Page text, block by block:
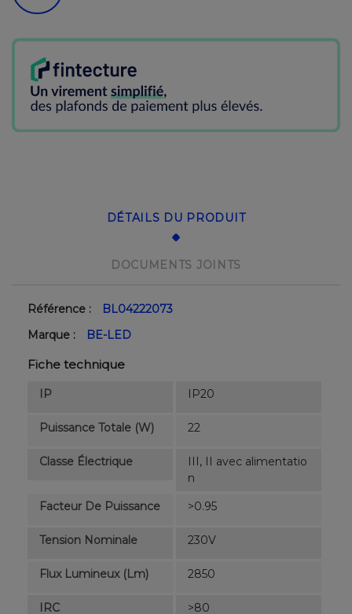
DÉTAILS DU PRODUIT
DOCUMENTS JOINTS
Référence :
BL04222073
Marque :
BE-LED
Fiche technique
IP IP20
Puissance Totale (W) 22
Classe Électrique
III, II avec alimentatio
n
Facteur De Puissance
>0.95
Tension Nominale 230V
Flux Lumineux (lm) 2850
IRC >80